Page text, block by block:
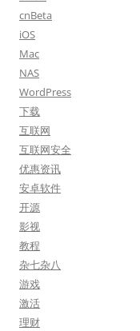
cnBeta
iOS
Mac
NAS
WordPress
下载
互联网
互联网安全
优惠资讯
安卓软件
开源
影视
教程
杂七杂八
游戏
激活
理财